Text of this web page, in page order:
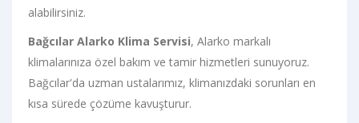
alabilirsiniz.
Bağcılar Alarko Klima Servisi, Alarko markalı
klimalarınıza özel bakım ve tamir hizmetleri sunuyoruz.
Bağcılar'da uzman ustalarımız, klimanızdaki sorunları en
kısa sürede çözüme kavuşturur.